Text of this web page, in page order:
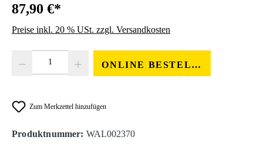
87,90 €*
Preise inkl. 20 % USt. zzgl. Versandkosten
ONLINE BESTELLEN
Zum Merkzettel hinzufügen
Produktnummer: WAL002370